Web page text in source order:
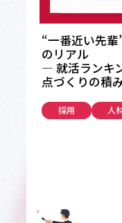
“一番近い先
のリアル
― 就活ランキ
点づくりの積
採用 人